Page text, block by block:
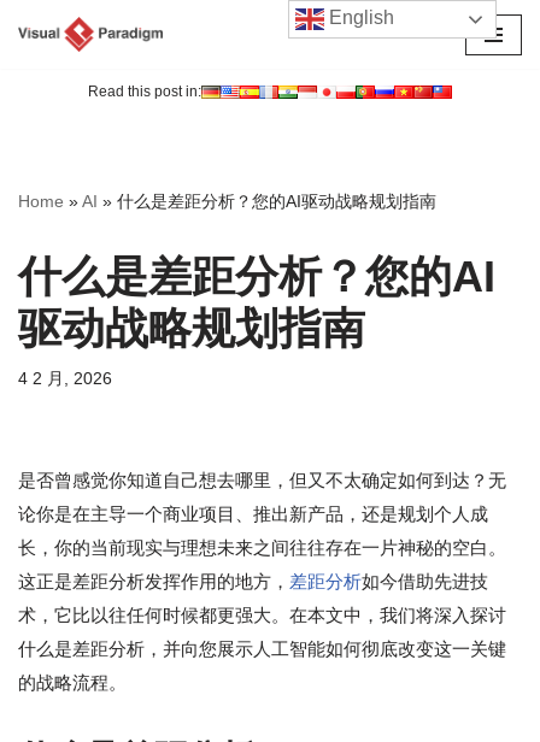
Read this post in:
Home »AI » 什么是差距分析？您的AI驱动战略规划指南
什么是差距分析？您的AI
驱动战略规划指南
4 2 月, 2026
是否曾感觉你知道自己想去哪里，但又不太确定如何到达？无
论你是在主导一个商业项目、推出新产品，还是规划个人成
长，你的当前现实与理想未来之间往往存在一片神秘的空白。
这正是差距分析发挥作用的地方， 差距分析如今借助先进技
术，它比以往任何时候都更强大。在本文中，我们将深入探讨
什么是差距分析，并向您展示人工智能如何彻底改变这一关键
的战略流程。
English